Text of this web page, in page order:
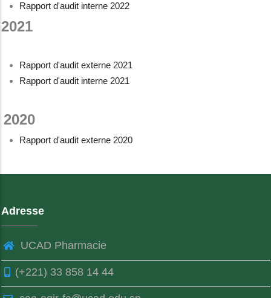
Rapport d'audit interne 2022
2021
Rapport d'audit externe 2021
Rapport d'audit interne 2021
2020
Rapport d'audit externe 2020
Adresse
UCAD Pharmacie
(+221) 33 858 14 44